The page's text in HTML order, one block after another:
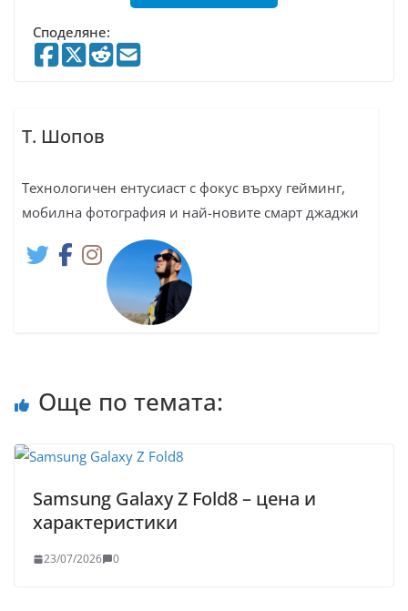
Споделяне:
Т. Шопов
Технологичен ентусиаст с фокус върху гейминг,
мобилна фотография и най-новите смарт джаджи
Още по темата:
Samsung Galaxy Z Fold8 – цена и
характеристики
23/07/2026 0